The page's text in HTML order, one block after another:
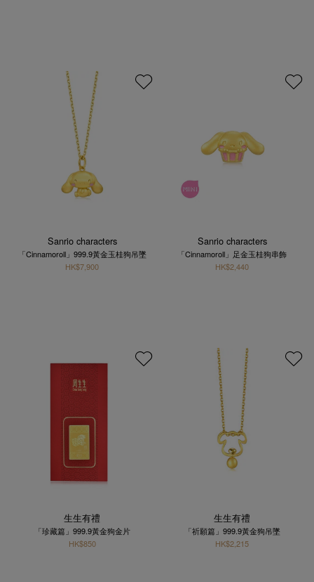
Sanrio characters
「Cinnamoroll」999.9黃金玉桂狗吊墜
HK$7,900
Sanrio characters
「Cinnamoroll」足金玉桂狗串飾
HK$2,440
生生有禮
「珍藏篇」999.9黃金狗金片
HK$850
生生有禮
「祈願篇」999.9黃金狗吊墜
HK$2,215